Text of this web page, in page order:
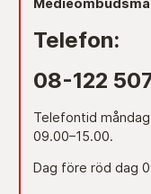
Telefon:
08-122
Telefontid
09.00–15.00.
Dag före röd dag